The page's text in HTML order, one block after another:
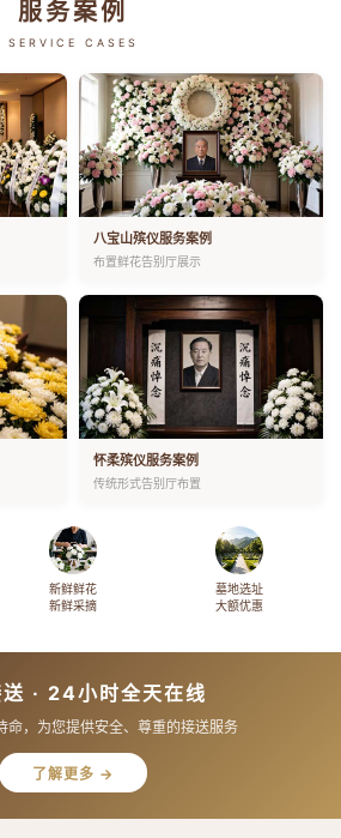
服务案例
SERVICE CASES
八宝山殡仪服务案例
布置鲜花告别厅展示
怀柔殡仪服务案例
传统形式告别厅布置
新鲜鲜花
新鲜采摘
墓地选址
大额优惠
· 24小时全天在线
命，为您提供安全、尊重的接送服务
了解更多 →